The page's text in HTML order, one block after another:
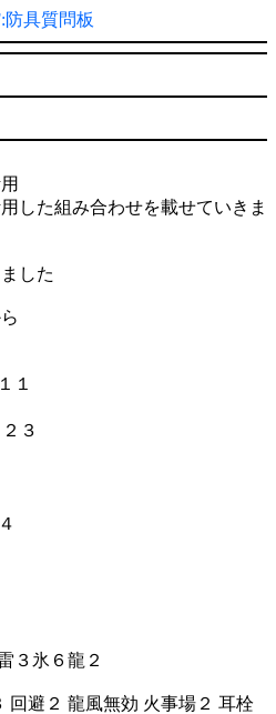
防具質問板
した組み合わせを載せていきま
した
１
３
３氷６龍２
回避２ 龍風無効 火事場２ 耳栓